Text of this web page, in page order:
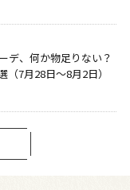
デ、何か物足りない？
7月28日～8月2日）